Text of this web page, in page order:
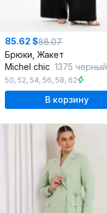
85.62 $88.07
Брюки, Жакет
Michel chic 1375 черный
50, 52, 54, 56, 58, 62
В корзину